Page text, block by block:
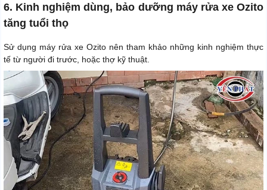
6. Kinh nghiệm dùng, bảo dưỡng máy rửa xe Ozito
tăng tuổi thọ
Sử dụng máy rửa xe Ozito nên tham khảo những kinh nghiệm thực
tế từ người đi trước, hoặc thợ kỹ thuật.